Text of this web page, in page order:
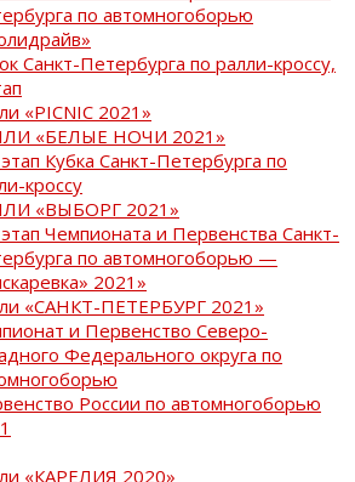
по автомногоборью
Санкт-Петербурга по ралли-кроссу,
«PICNIC 2021»
«БЕЛЫЕ НОЧИ 2021»
Кубка Санкт-Петербурга по
кроссу
«ВЫБОРГ 2021»
Чемпионата и Первенства Санкт-
по автомногоборью —
2021»
«САНКТ-ПЕТЕРБУРГ 2021»
и Первенство Северо-
Федерального округа по
России по автомногоборью
«КАРЕЛИЯ 2020»